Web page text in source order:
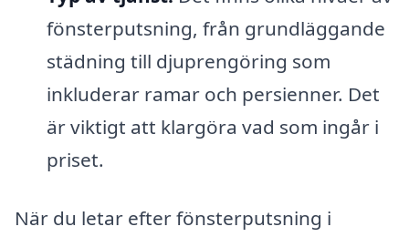
fönsterputsning, från grundläggande
städning till djuprengöring som
inkluderar ramar och persienner. Det
är viktigt att klargöra vad som ingår i
priset.
När du letar efter fönsterputsning i